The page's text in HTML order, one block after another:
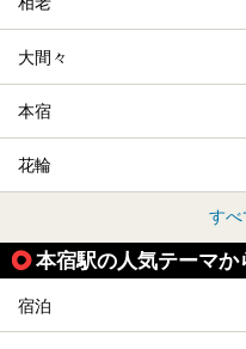
大間々
本宿
花輪
すべ
本宿駅の人気テーマか
宿泊